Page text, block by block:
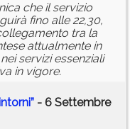
che il servizio
fino alle 22,30,
tra la
attualmente in
servizi essenziali
in vigore.
- 6 Settembre